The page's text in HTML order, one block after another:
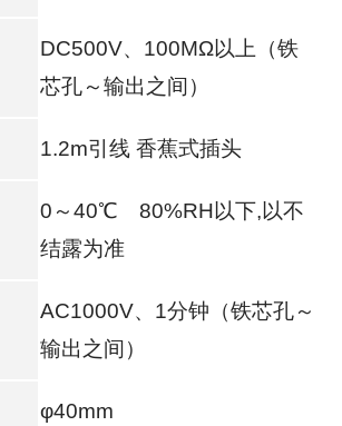
DC500V、100MΩ以上（铁
芯孔～输出之间）
1.2m引线 香蕉式插头
0～40℃ 80%RH以下,以不
结露为准
AC1000V、1分钟（铁芯孔～
输出之间）
φ40mm